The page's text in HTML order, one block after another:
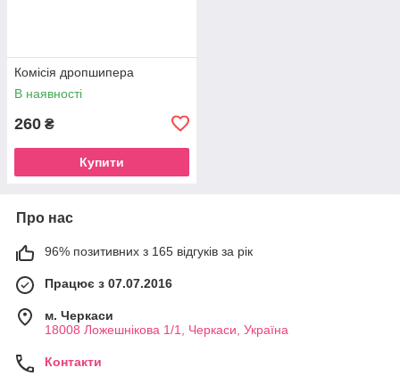
Комісія дропшипера
В наявності
260 ₴
Купити
Про нас
96% позитивних з 165 відгуків за рік
Працює з 07.07.2016
м. Черкаси
18008 Ложешнікова 1/1, Черкаси, Україна
Контакти